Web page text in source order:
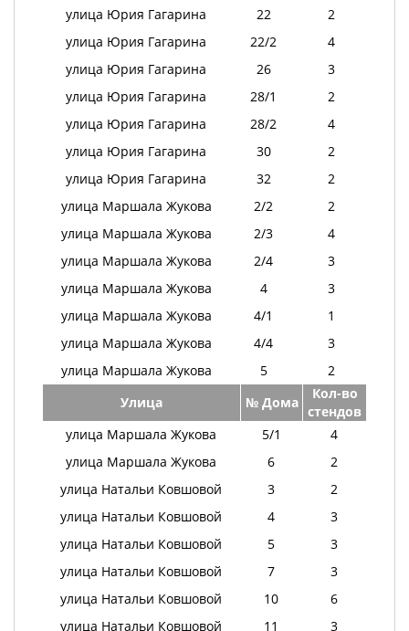
улица Юрия Гагарина
22
2
улица Юрия Гагарина
22/2
4
улица Юрия Гагарина
26
3
улица Юрия Гагарина
28/1
2
улица Юрия Гагарина
28/2
4
улица Юрия Гагарина
30
2
улица Юрия Гагарина
32
2
улица Маршала Жукова
2/2
2
улица Маршала Жукова
2/3
4
улица Маршала Жукова
2/4
3
улица Маршала Жукова
4
3
улица Маршала Жукова
4/1
1
улица Маршала Жукова
4/4
3
улица Маршала Жукова
5
2
Улица
№ Дома
Кол-во
стендов
улица Маршала Жукова
5/1
4
улица Маршала Жукова
6
2
улица Натальи Ковшовой
3
2
улица Натальи Ковшовой
4
3
улица Натальи Ковшовой
5
3
улица Натальи Ковшовой
7
3
улица Натальи Ковшовой
10
6
улица Натальи Ковшовой
11 3